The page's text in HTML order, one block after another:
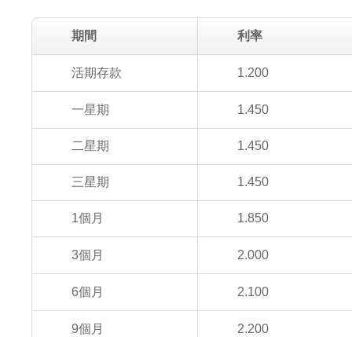
期間 利率
活期存款 1.200
一星期 1.450
二星期 1.450
三星期 1.450
1個月 1.850
3個月 2.000
6個月 2.100
9個月 2.200